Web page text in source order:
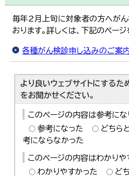
毎年2月上旬に対象者の方へが
おります。詳しくは、下記のペー
各種がん検診申し込みのご案
より良いウェブサイトにするた
をお聞かせください。
このページの内容は参考にな
参考になった
どちら
考にならなかった
このページの内容はわかりや
わかりやすかった
ど